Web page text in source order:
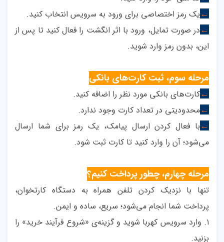
← یک رمز اختصاصی برای ورود به سرویس انتخاب کنید.
← در صورت تمایل، ورود با اثر انگشت را فعال کنید تا پس از
این، بدون رمز وارد شوید.
مرحله سوم، ثبت کارت‌های بانکی
←کارت‌های بانکی مورد نظر را اضافه کنید.
←محدودیتی در تعداد کارت وجود ندارد.
← با فعال کردن ارسال پیامک، یک رمز برای شما ارسال
می‌شود؛ آن را وارد کنید تا کارت ثبت شود.
مرحله چهارم، چطور پرداخت کنیم؟
تنها با نزدیک کردن تلفن همراه به دستگاه کارتخوان،
پرداخت شما انجام می‌شود؛ سریع، ساده و ایمن.
۱. وارد سرویس کهربا شوید و گزینه‌ی «شروع فرآیند خرید» را
بزنید.